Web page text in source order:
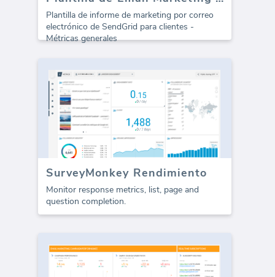
Plantilla de informe de marketing por correo
electrónico de SendGrid para clientes -
Métricas generales
SurveyMonkey Rendimiento
Monitor response metrics, list, page and
question completion.